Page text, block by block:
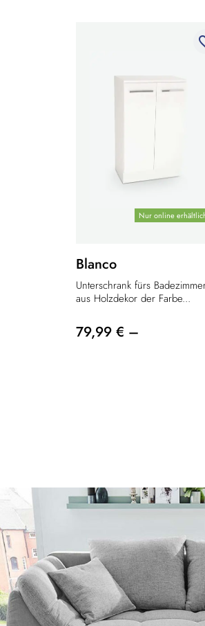
Nur online
Blanco
Unterschrank fürs
aus Holzdekor der Farbe...
79,99 € –